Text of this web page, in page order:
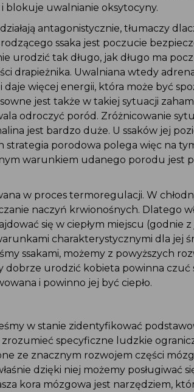
blokuje uwalnianie oksytocyny.
antagonistycznie, tłumaczy
ssaka jest poczucie
urodzić tak długo, jak długo ma
drapieżnika. Uwalniana wtedy
więcej energii, która może być
jest także w takiej sytuacji
odroczyć poród. Zróżnicowanie
jest bardzo duże. U ssaków jej
strategia porodowa polega więc na
warunkiem udanego porodu jest
w proces termoregulacji. W
naczyń krwionośnych. Dlatego
się w ciepłym miejscu (godnie z
charakterystycznymi dla jej
ssakami, możemy z powyższych
dobrze urodzić kobieta powinna czuć
i powinno jej być ciepło.
w stanie zidentyfikować
specyficzne ludzkie
ze znacznym rozwojem części
dzięki niej możemy posługiwać
kora mózgowa jest narzędziem,